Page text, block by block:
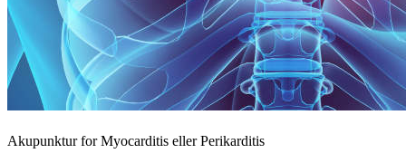
Akupunktur for Myocarditis eller Perikarditis